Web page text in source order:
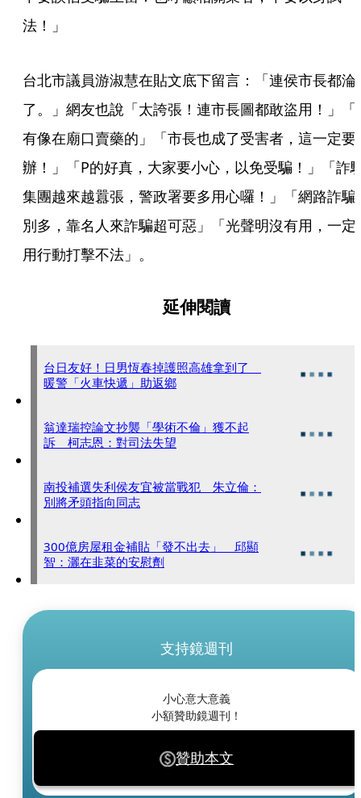
法！」
台北市議員游淑慧在貼文底下留言：「連侯市長都淪
了。」網友也說「太誇張！連市長圖都敢盜用！」「
有像在廟口賣藥的」「市長也成了受害者，這一定要
辦！」「P的好真，大家要小心，以免受騙！」「詐
集團越來越囂張，警政署要多用心囉！」「網路詐騙
別多，靠名人來詐騙超可惡」「光聲明沒有用，一定
用行動打擊不法」。
延伸閱讀
台日友好！日男恆春掉護照高雄拿到了
暖警「火車快遞」助返鄉
翁達瑞控論文抄襲「學術不倫」獲不起
訴 柯志恩：對司法失望
南投補選失利侯友宜被當戰犯 朱立倫：
別將矛頭指向同志
300億房屋租金補貼「發不出去」 邱顯
智：灑在韭菜的安慰劑
支持鏡週刊
小心意大意義
小額贊助鏡週刊！
贊助本文